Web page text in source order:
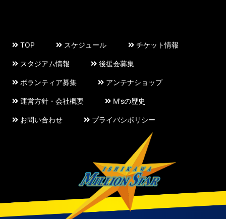
TOP スケジュール チケット情報
スタジアム情報 後援会募集
ボランティア募集 アンテナショップ
運営方針・会社概要 M'sの歴史
お問い合わせ プライバシポリシー